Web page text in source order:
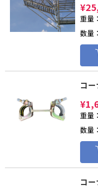
拠点一覧
クサビ式足場Aタイプ
¥
重量
数量：
コ
¥
重量
数量：
コ